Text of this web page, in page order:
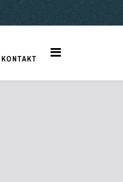
KONTAKT